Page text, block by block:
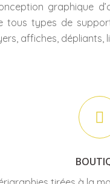
graphique
tous types de
affiches, dépliants,